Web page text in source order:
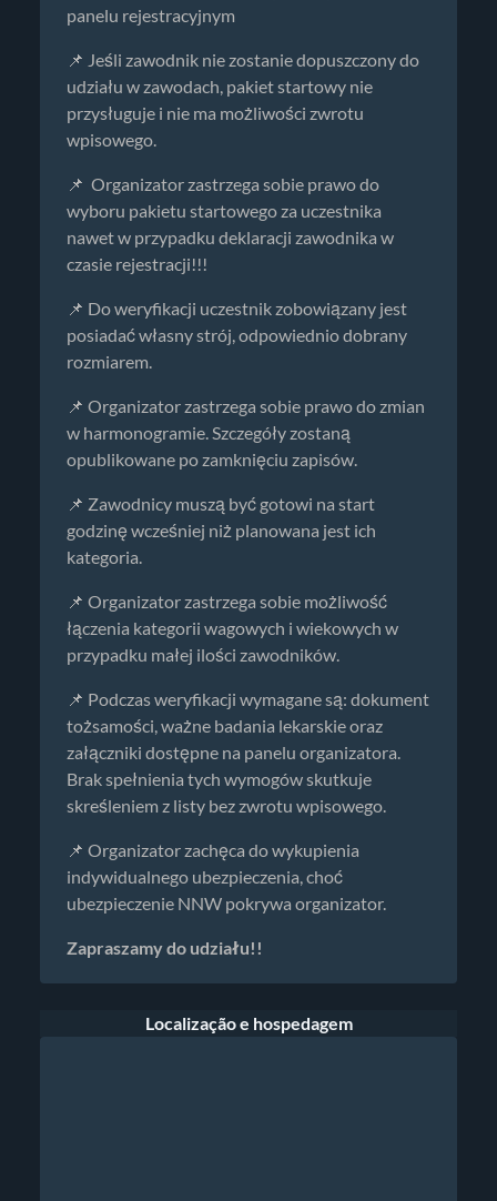
panelu rejestracyjnym
📌 Jeśli zawodnik nie zostanie dopuszczony do
udziału w zawodach, pakiet startowy nie
przysługuje i nie ma możliwości zwrotu
wpisowego.
📌 Organizator zastrzega sobie prawo do
wyboru pakietu startowego za uczestnika
nawet w przypadku deklaracji zawodnika w
czasie rejestracji!!!
📌 Do weryfikacji uczestnik zobowiązany jest
posiadać własny strój, odpowiednio dobrany
rozmiarem.
📌 Organizator zastrzega sobie prawo do zmian
w harmonogramie. Szczegóły zostaną
opublikowane po zamknięciu zapisów.
📌 Zawodnicy muszą być gotowi na start
godzinę wcześniej niż planowana jest ich
kategoria.
📌 Organizator zastrzega sobie możliwość
łączenia kategorii wagowych i wiekowych w
przypadku małej ilości zawodników.
📌 Podczas weryfikacji wymagane są: dokument
tożsamości, ważne badania lekarskie oraz
załączniki dostępne na panelu organizatora.
Brak spełnienia tych wymogów skutkuje
skreśleniem z listy bez zwrotu wpisowego.
📌 Organizator zachęca do wykupienia
indywidualnego ubezpieczenia, choć
ubezpieczenie NNW pokrywa organizator.
Zapraszamy do udziału!!
Localização e hospedagem